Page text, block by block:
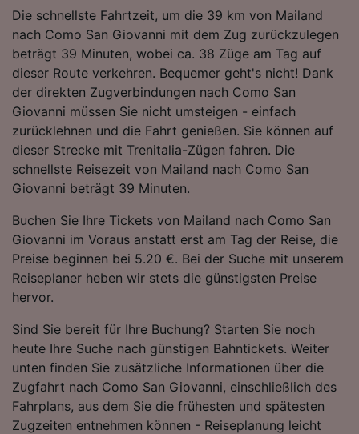
Die schnellste Fahrtzeit, um die 39 km von Mailand
nach Como San Giovanni mit dem Zug zurückzulegen
beträgt 39 Minuten, wobei ca. 38 Züge am Tag auf
dieser Route verkehren. Bequemer geht's nicht! Dank
der direkten Zugverbindungen nach Como San
Giovanni müssen Sie nicht umsteigen - einfach
zurücklehnen und die Fahrt genießen. Sie können auf
dieser Strecke mit Trenitalia-Zügen fahren. Die
schnellste Reisezeit von Mailand nach Como San
Giovanni beträgt 39 Minuten.
Buchen Sie Ihre Tickets von Mailand nach Como San
Giovanni im Voraus anstatt erst am Tag der Reise, die
Preise beginnen bei 5.20 €. Bei der Suche mit unserem
Reiseplaner heben wir stets die günstigsten Preise
hervor.
Sind Sie bereit für Ihre Buchung? Starten Sie noch
heute Ihre Suche nach günstigen Bahntickets. Weiter
unten finden Sie zusätzliche Informationen über die
Zugfahrt nach Como San Giovanni, einschließlich des
Fahrplans, aus dem Sie die frühesten und spätesten
Zugzeiten entnehmen können - Reiseplanung leicht
Folgendes bereitzustellen:
Verwendung genauer Standortdaten.
Endgeräteeigenschaften zur Identifikation
aktiv abfragen. Speichern von oder Zugriff auf
Informationen auf einem Endgerät.
Personalisierte Werbung und Inhalte, Messung
von Werbeleistung und der Performance von
Inhalten, Zielgruppenforschung sowie
Entwicklung und Verbesserung von
Angeboten.
Liste der Partner (Lieferanten)